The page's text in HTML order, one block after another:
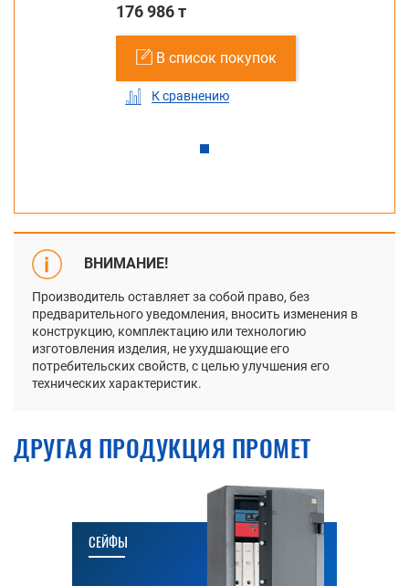
176 986 т
В список покупок
К сравнению
ВНИМАНИЕ!
Производитель оставляет за собой право, без
предварительного уведомления, вносить изменения в
конструкцию, комплектацию или технологию
изготовления изделия, не ухудшающие его
потребительских свойств, с целью улучшения его
технических характеристик.
ДРУГАЯ ПРОДУКЦИЯ ПРОМЕТ
СЕЙФЫ